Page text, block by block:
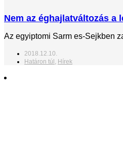
Nem az éghajlatváltozás a
Az egyiptomi Sarm es-Sejkben
2018.12.10.
Határon túl, Hírek